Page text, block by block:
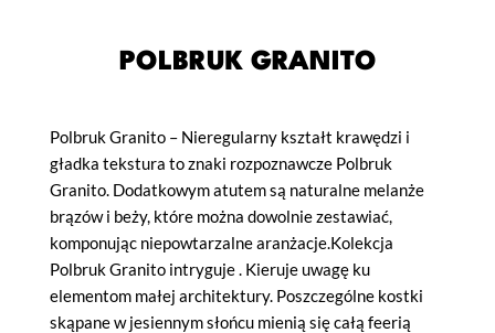
POLBRUK GRANITO
Polbruk Granito – Nieregularny kształt krawędzi i
gładka tekstura to znaki rozpoznawcze Polbruk
Granito. Dodatkowym atutem są naturalne melanże
brązów i beży, które można dowolnie zestawiać,
komponując niepowtarzalne aranżacje.Kolekcja
Polbruk Granito intryguje . Kieruje uwagę ku
elementom małej architektury. Poszczególne kostki
skąpane w jesiennym słońcu mienią się całą feerią